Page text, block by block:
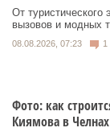
От туристического
вызовов и модных
08.08.2026, 07:23 1
Фото: как
Киямова в Челнах